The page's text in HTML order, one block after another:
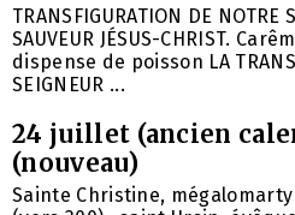
TRANSFIGURATION DE NOTRE
SAUVEUR JÉSUS-CHRIST.
dispense de poisson LA
SEIGNEUR ...
24 juillet (ancien
(nouveau)
Sainte Christine,